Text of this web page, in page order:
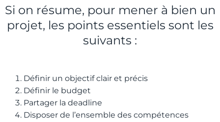
Si on résume, pour mener à bien un
projet, les points essentiels sont les
suivants :
Définir un objectif clair et précis
Définir le budget
Partager la deadline
Disposer de l’ensemble des compétences